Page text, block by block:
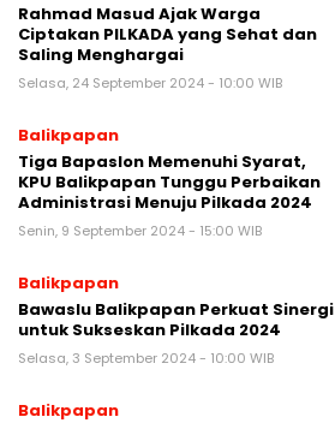
Rahmad Masud Ajak Warga
Ciptakan PILKADA yang Sehat dan
Saling Menghargai
Selasa, 24 September 2024 - 10:00 WIB
Balikpapan
Tiga Bapaslon Memenuhi Syarat,
KPU Balikpapan Tunggu Perbaikan
Administrasi Menuju Pilkada 2024
Senin, 9 September 2024 - 15:00 WIB
Balikpapan
Bawaslu Balikpapan Perkuat Sinergi
untuk Sukseskan Pilkada 2024
Selasa, 3 September 2024 - 10:00 WIB
Balikpapan